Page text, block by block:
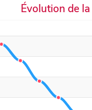
Évolution de